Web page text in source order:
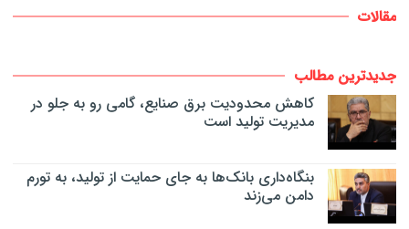
مقالات
جدیدترین مطالب
کاهش محدودیت برق صنایع، گامی رو به جلو در
مدیریت تولید است
بنگاه‌داری بانک‌ها به جای حمایت از تولید، به تورم
دامن می‌زند